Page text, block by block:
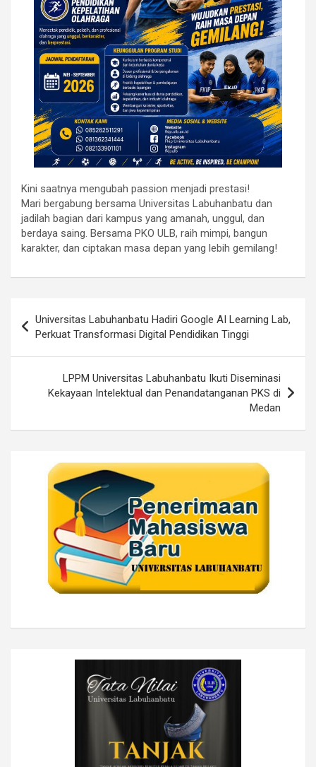
Kini saatnya mengubah passion menjadi prestasi!
Mari bergabung bersama Universitas Labuhanbatu dan
jadilah bagian dari kampus yang amanah, unggul, dan
berdaya saing. Bersama PKO ULB, raih mimpi, bangun
karakter, dan ciptakan masa depan yang lebih gemilang!
navigation
Universitas Labuhanbatu Hadiri Google AI Learning Lab,
Perkuat Transformasi Digital Pendidikan Tinggi
LPPM Universitas Labuhanbatu Ikuti Diseminasi
Kekayaan Intelektual dan Penandatanganan PKS di
Medan